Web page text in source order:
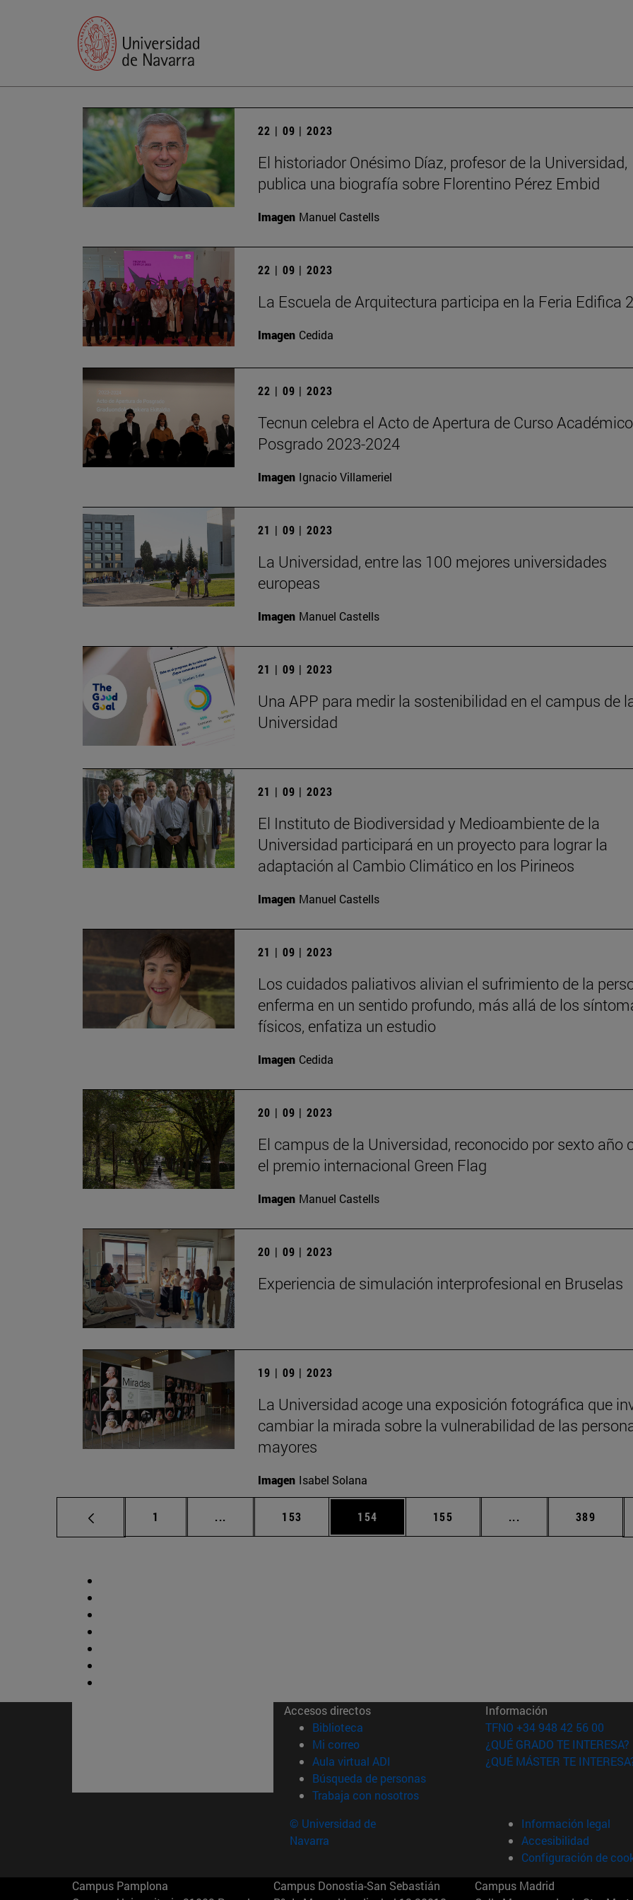
22 | 09 | 2023
El historiador Onésimo Díaz, profesor de la Universidad,
publica una biografía sobre Florentino Pérez Embid
Imagen Manuel Castells
22 | 09 | 2023
La Escuela de Arquitectura participa en la Feria Edifica
Imagen Cedida
22 | 09 | 2023
Tecnun celebra el Acto de Apertura de Curso
Posgrado 2023-2024
Imagen Ignacio Villameriel
21 | 09 | 2023
La Universidad, entre las 100 mejores universidades
europeas
Imagen Manuel Castells
21 | 09 | 2023
Una APP para medir la sostenibilidad en el campus de
Universidad
21 | 09 | 2023
El Instituto de Biodiversidad y Medioambiente de la
Universidad participará en un proyecto para lograr la
adaptación al Cambio Climático en los Pirineos
Imagen Manuel Castells
21 | 09 | 2023
Los cuidados paliativos alivian el sufrimiento de la
enferma en un sentido profundo, más allá de los
físicos, enfatiza un estudio
Imagen Cedida
20 | 09 | 2023
El campus de la Universidad, reconocido por sexto año
el premio internacional Green Flag
Imagen Manuel Castells
20 | 09 | 2023
Experiencia de simulación interprofesional en Bruselas
19 | 09 | 2023
La Universidad acoge una exposición fotográfica que
cambiar la mirada sobre la vulnerabilidad de las
mayores
Imagen Isabel Solana
Página
1 ... Páginas intermedias Use TAB para desplazarse.
Página
153 Página
154 Página
155 ... Páginas Página
389
Accesos directos
Biblioteca (abre en nueva ventana)
Mi correo(abre en nueva ventana)
Aula virtual ADI (abre en nueva ventana)
Búsqueda de personas(abre en nueva ventana)
Trabaja con nosotros(abre en nueva ventana)
Información
TFNO +34 948 42 56 00
¿QUÉ GRADO TE INTERESA?
¿QUÉ MÁSTER TE
© Universidad de
Navarra
Información legal
Accesibilidad
Configuración de
Campus Pamplona
Campus Donostia-San Sebastián
Campus Madrid